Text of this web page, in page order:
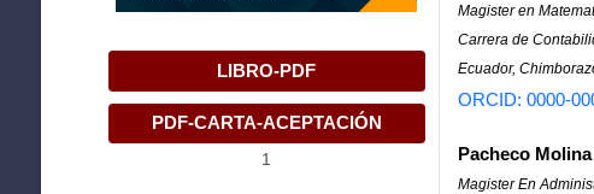
LIBRO-PDF
PDF-CARTA-ACEPTACIÓN
1
Magister en
Carrera de
Ecuador,
ORCID: 0000-
Pacheco
Magister En